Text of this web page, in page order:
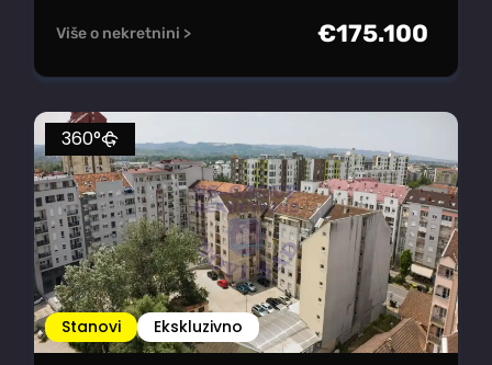
Više o nekretnini > €175.100
Stanovi Ekskluzivno
360°